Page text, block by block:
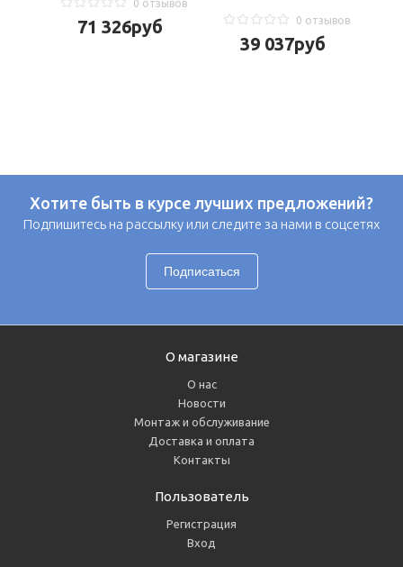
0 отзывов
71 326руб 0 отзывов
39 037руб
Хотите быть в курсе лучших предложений?
Подпишитесь на рассылку или следите за нами в соцсетях
О магазине
О нас
Новости
Монтаж и обслуживание
Доставка и оплата
Контакты
Пользователь
Регистрация
Вход